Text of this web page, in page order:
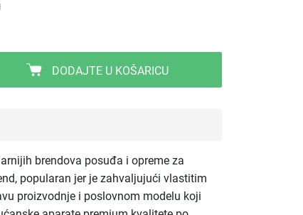
DODAJTE U KOŠARICU
brendova posuđa i opreme za
popularan jer je zahvaljujući vlastitim
proizvodnje i poslovnom modelu koji